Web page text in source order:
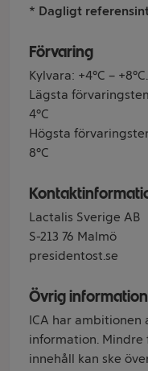
* Dagligt
Förvaring
Kylvara: +4°C – +8°C.
Lägsta
4°C
Högsta
8°C
Lactalis Sverige AB
S-213 76 Malmö
presidentost.se
Övrig information
ICA har
information.
innehåll kan ske